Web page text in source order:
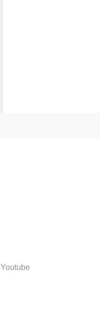
Youtube